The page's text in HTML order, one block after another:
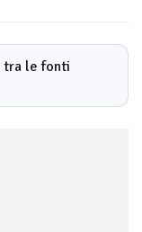
tra le fonti